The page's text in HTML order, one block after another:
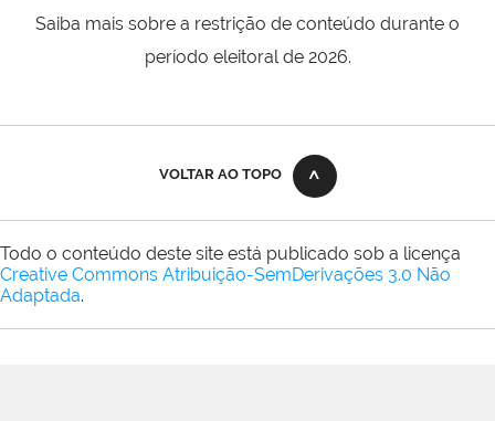
Saiba mais sobre a restrição de conteúdo durante o
período eleitoral de 2026.
VOLTAR AO TOPO
Todo o conteúdo deste site está publicado sob a licença
Creative Commons Atribuição-SemDerivações 3.0 Não
Adaptada.